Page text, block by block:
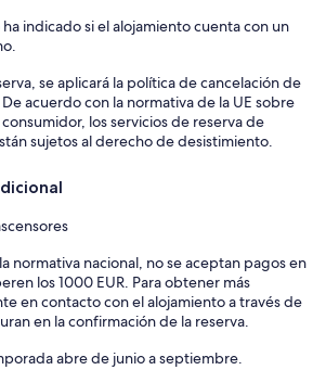
indicado si el alojamiento cuenta con un
se aplicará la política de cancelación de
acuerdo con la normativa de la UE sobre
los servicios de reserva de
sujetos al derecho de desistimiento.
normativa nacional, no se aceptan pagos en
los 1000 EUR. Para obtener más
en contacto con el alojamiento a través de
en la confirmación de la reserva.
abre de junio a septiembre.